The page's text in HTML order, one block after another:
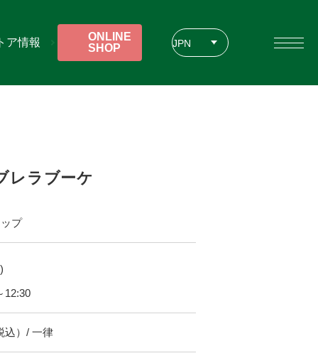
JPN
ア情報
ONLINE
SHOP
レラブーケ
プ
12:30
込）/ 一律